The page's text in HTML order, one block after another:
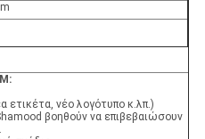
νέο λογότυπο κ.λπ.)
βοηθούν να επιβεβαιώσουν